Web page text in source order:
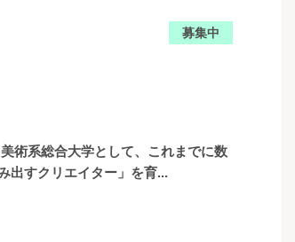
募集中
術系総合大学として、これまでに数
出すクリエイター」を育...